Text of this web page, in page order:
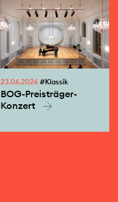
23.06.2026#Klassik
BOG-Preisträger-
Konzert